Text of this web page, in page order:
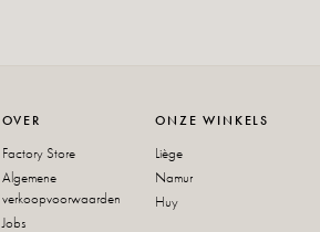
OVER
Factory Store
Algemene
verkoopvoorwaarden
Jobs
ONZE WINKELS
Liège
Namur
Huy